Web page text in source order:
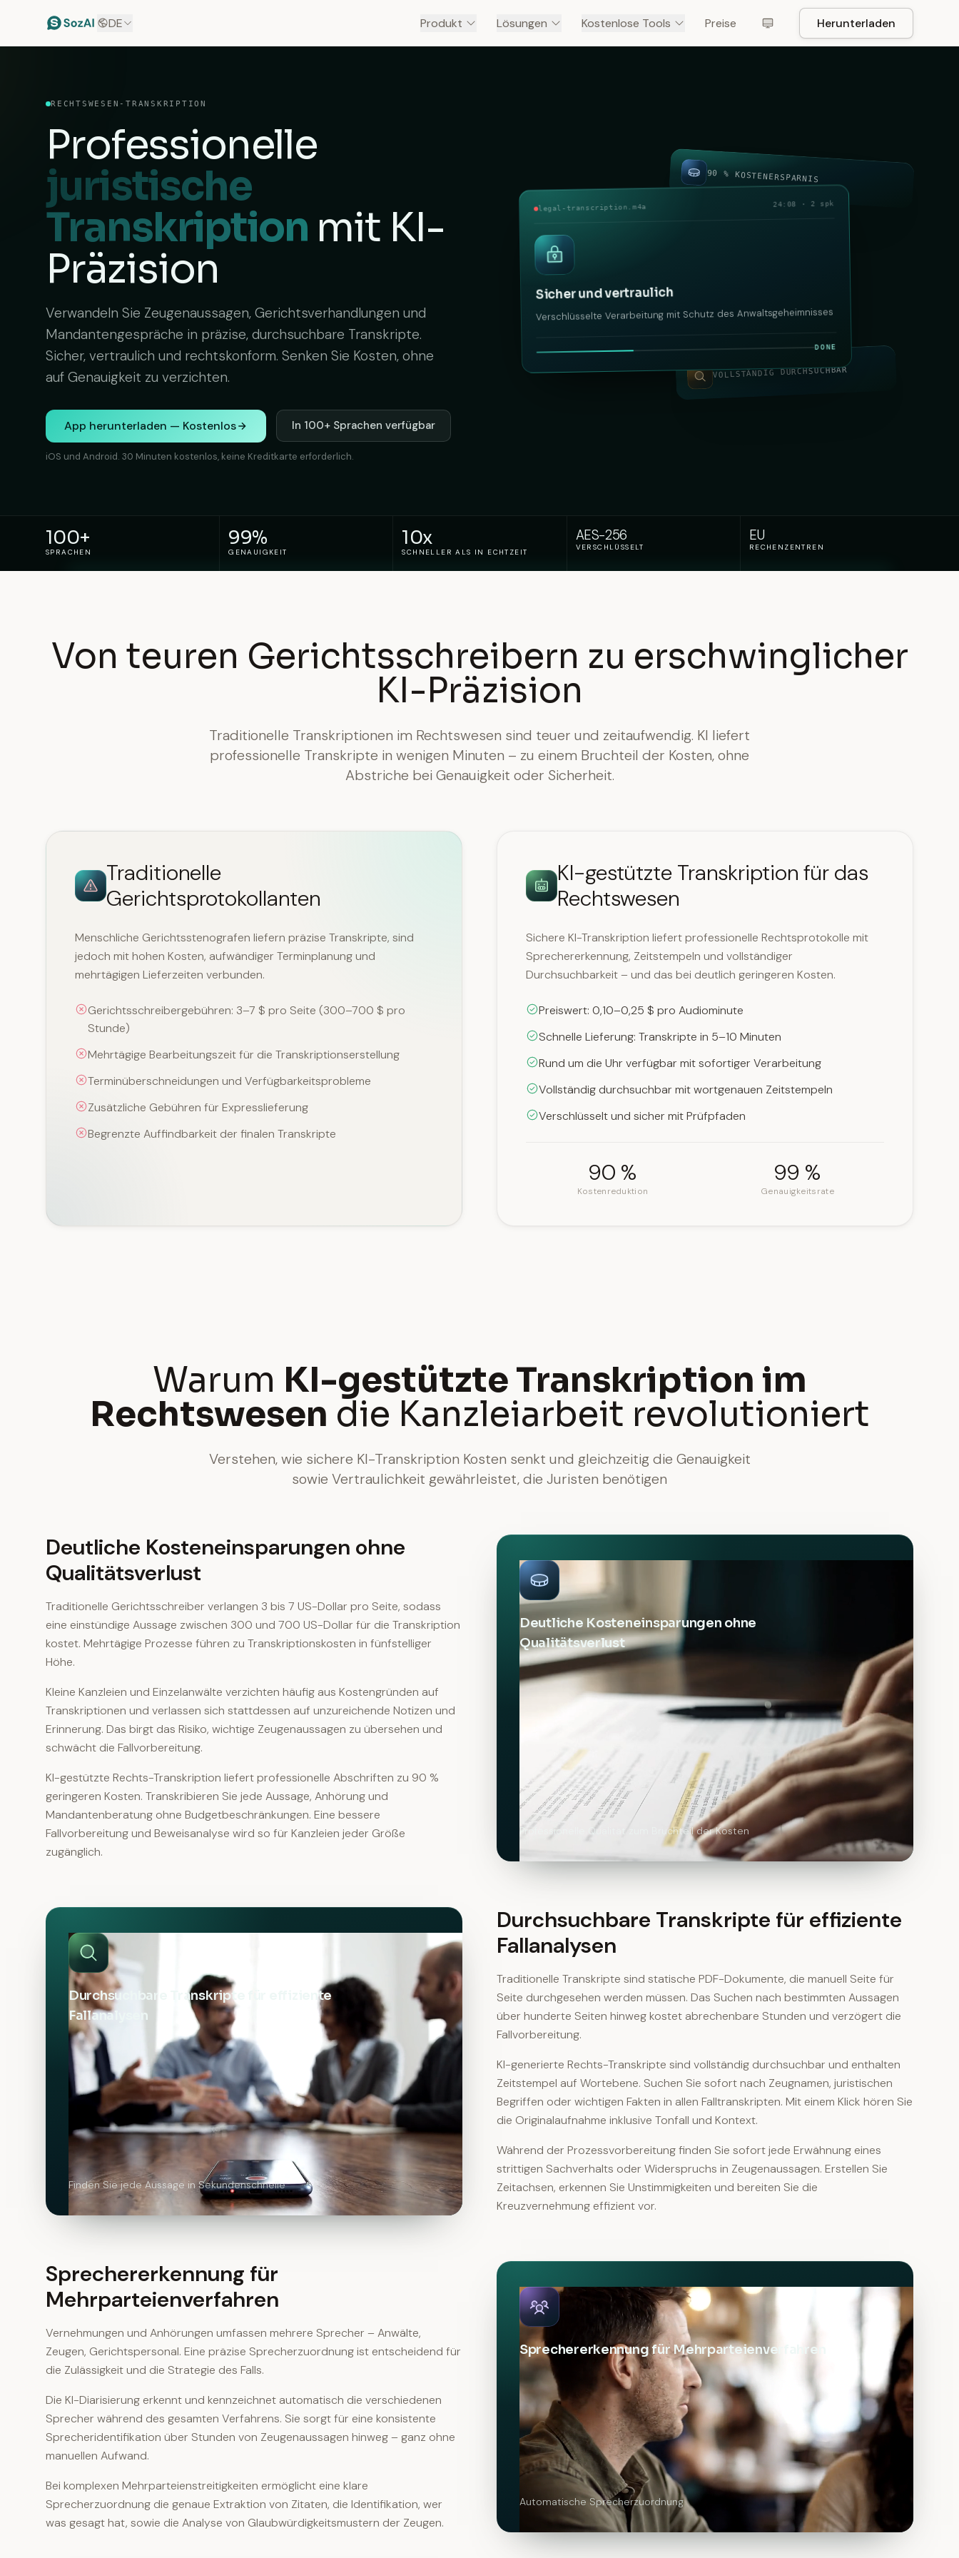
DE Produkt Lösungen Kostenlose Tools Preise Herunterladen
RECHTSWESEN-TRANSKRIPTION
Professionelle
juristische
Transkription mit KI-
Präzision
Verwandeln Sie Zeugenaussagen, Gerichtsverhandlungen und
Mandantengespräche in präzise, durchsuchbare Transkripte.
Sicher, vertraulich und rechtskonform. Senken Sie Kosten, ohne
auf Genauigkeit zu verzichten.
App herunterladen — Kostenlos
iOS und Android. 30 Minuten kostenlos, keine Kreditkarte erforderlich.
In 100+ Sprachen verfügbar
90 % KOSTENERSPARNIS
VOLLSTÄNDIG DURCHSUCHBAR
legal-transcription.m4a 24:08 · 2 spk
Sicher und vertraulich
Verschlüsselte Verarbeitung mit Schutz des Anwaltsgeheimnisses
DONE
100+
SPRACHEN
99%
GENAUIGKEIT
10x
SCHNELLER ALS IN ECHTZEIT
AES-256
VERSCHLÜSSELT
EU
RECHENZENTREN
Von teuren Gerichtsschreibern zu erschwinglicher
KI-Präzision
Traditionelle Transkriptionen im Rechtswesen sind teuer und zeitaufwendig. KI liefert
professionelle Transkripte in wenigen Minuten – zu einem Bruchteil der Kosten, ohne
Abstriche bei Genauigkeit oder Sicherheit.
Traditionelle
Gerichtsprotokollanten
Menschliche Gerichtsstenografen liefern präzise Transkripte, sind
jedoch mit hohen Kosten, aufwändiger Terminplanung und
mehrtägigen Lieferzeiten verbunden.
Gerichtsschreibergebühren: 3–7 $ pro Seite (300–700 $ pro
Stunde)
Mehrtägige Bearbeitungszeit für die Transkriptionserstellung
Terminüberschneidungen und Verfügbarkeitsprobleme
Zusätzliche Gebühren für Expresslieferung
Begrenzte Auffindbarkeit der finalen Transkripte
KI-gestützte Transkription für das
Rechtswesen
Sichere KI-Transkription liefert professionelle Rechtsprotokolle mit
Sprechererkennung, Zeitstempeln und vollständiger
Durchsuchbarkeit – und das bei deutlich geringeren Kosten.
Preiswert: 0,10–0,25 $ pro Audiominute
Schnelle Lieferung: Transkripte in 5–10 Minuten
Rund um die Uhr verfügbar mit sofortiger Verarbeitung
Vollständig durchsuchbar mit wortgenauen Zeitstempeln
Verschlüsselt und sicher mit Prüfpfaden
90 %
Kostenreduktion
99 %
Genauigkeitsrate
Warum KI-gestützte Transkription im
Rechtswesen die Kanzleiarbeit revolutioniert
Verstehen, wie sichere KI-Transkription Kosten senkt und gleichzeitig die Genauigkeit
sowie Vertraulichkeit gewährleistet, die Juristen benötigen
Deutliche Kosteneinsparungen ohne
Qualitätsverlust
Traditionelle Gerichtsschreiber verlangen 3 bis 7 US-Dollar pro Seite, sodass
eine einstündige Aussage zwischen 300 und 700 US-Dollar für die Transkription
kostet. Mehrtägige Prozesse führen zu Transkriptionskosten in fünfstelliger
Höhe.
Kleine Kanzleien und Einzelanwälte verzichten häufig aus Kostengründen auf
Transkriptionen und verlassen sich stattdessen auf unzureichende Notizen und
Erinnerung. Das birgt das Risiko, wichtige Zeugenaussagen zu übersehen und
schwächt die Fallvorbereitung.
KI-gestützte Rechts-Transkription liefert professionelle Abschriften zu 90 %
geringeren Kosten. Transkribieren Sie jede Aussage, Anhörung und
Mandantenberatung ohne Budgetbeschränkungen. Eine bessere
Fallvorbereitung und Beweisanalyse wird so für Kanzleien jeder Größe
zugänglich.
Deutliche Kosteneinsparungen ohne
Qualitätsverlust
Professionelle Qualität zum Bruchteil der Kosten
Durchsuchbare Transkripte für effiziente
Fallanalysen
Traditionelle Transkripte sind statische PDF-Dokumente, die manuell Seite für
Seite durchgesehen werden müssen. Das Suchen nach bestimmten Aussagen
über hunderte Seiten hinweg kostet abrechenbare Stunden und verzögert die
Fallvorbereitung.
KI-generierte Rechts-Transkripte sind vollständig durchsuchbar und enthalten
Zeitstempel auf Wortebene. Suchen Sie sofort nach Zeugnamen, juristischen
Begriffen oder wichtigen Fakten in allen Falltranskripten. Mit einem Klick hören Sie
die Originalaufnahme inklusive Tonfall und Kontext.
Während der Prozessvorbereitung finden Sie sofort jede Erwähnung eines
strittigen Sachverhalts oder Widerspruchs in Zeugenaussagen. Erstellen Sie
Zeitachsen, erkennen Sie Unstimmigkeiten und bereiten Sie die
Kreuzvernehmung effizient vor.
Durchsuchbare Transkripte für effiziente
Fallanalysen
Finden Sie jede Aussage in Sekundenschnelle
Sprechererkennung für
Mehrparteienverfahren
Vernehmungen und Anhörungen umfassen mehrere Sprecher – Anwälte,
Zeugen, Gerichtspersonal. Eine präzise Sprecherzuordnung ist entscheidend für
die Zulässigkeit und die Strategie des Falls.
Die KI-Diarisierung erkennt und kennzeichnet automatisch die verschiedenen
Sprecher während des gesamten Verfahrens. Sie sorgt für eine konsistente
Sprecheridentifikation über Stunden von Zeugenaussagen hinweg – ganz ohne
manuellen Aufwand.
Bei komplexen Mehrparteienstreitigkeiten ermöglicht eine klare
Sprecherzuordnung die genaue Extraktion von Zitaten, die Identifikation, wer
was gesagt hat, sowie die Analyse von Glaubwürdigkeitsmustern der Zeugen.
Sprechererkennung für Mehrparteienverfahren
Automatische Sprecherzuordnung